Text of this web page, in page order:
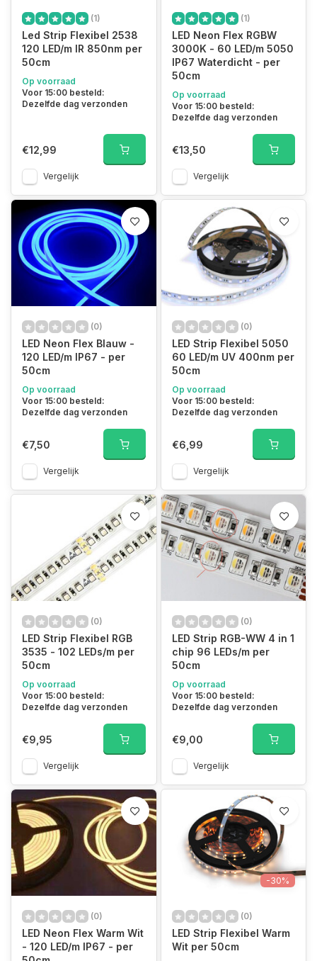
(1)
Led Strip Flexibel 2538
120 LED/m IR 850nm per
50cm
Op voorraad
Voor 15:00 besteld:
Dezelfde dag verzonden
€12,99
Vergelijk
(1)
LED Neon Flex RGBW
3000K - 60 LED/m 5050
IP67 Waterdicht - per
50cm
Op voorraad
Voor 15:00 besteld:
Dezelfde dag verzonden
€13,50
Vergelijk
(0)
LED Neon Flex Blauw -
120 LED/m IP67 - per
50cm
Op voorraad
Voor 15:00 besteld:
Dezelfde dag verzonden
€7,50
Vergelijk
(0)
LED Strip Flexibel 5050
60 LED/m UV 400nm per
50cm
Op voorraad
Voor 15:00 besteld:
Dezelfde dag verzonden
€6,99
Vergelijk
(0)
LED Strip Flexibel RGB
3535 - 102 LEDs/m per
50cm
Op voorraad
Voor 15:00 besteld:
Dezelfde dag verzonden
€9,95
Vergelijk
(0)
LED Strip RGB-WW 4 in 1
chip 96 LEDs/m per
50cm
Op voorraad
Voor 15:00 besteld:
Dezelfde dag verzonden
€9,00
Vergelijk
(0)
LED Neon Flex Warm Wit
- 120 LED/m IP67 - per
-30%
(0)
LED Strip Flexibel Warm
Wit per 50cm